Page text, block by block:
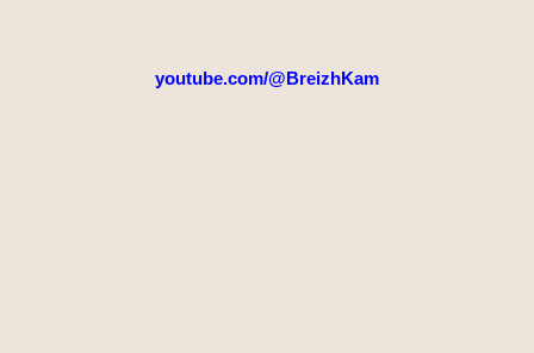
youtube.com/@BreizhKam